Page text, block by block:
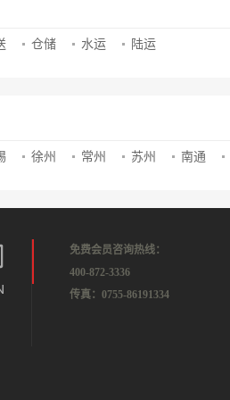
仓储 水运 陆运
徐州 常州 苏州 南通
免费会员咨询热线：
400-872-3336
传真：0755-86191334